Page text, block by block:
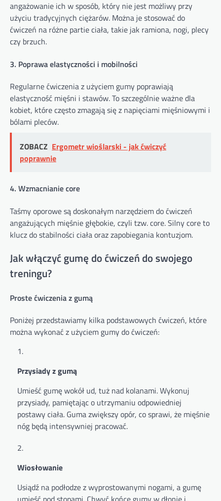
angażowanie ich w sposób, który nie jest możliwy przy
użyciu tradycyjnych ciężarów. Można je stosować do
ćwiczeń na różne partie ciała, takie jak ramiona, nogi, plecy
czy brzuch.
3. Poprawa elastyczności i mobilności
Regularne ćwiczenia z użyciem gumy poprawiają
elastyczność mięśni i stawów. To szczególnie ważne dla
kobiet, które często zmagają się z napięciami mięśniowymi i
bólami pleców.
ZOBACZ Ergometr wioślarski - jak ćwiczyć
poprawnie
4. Wzmacnianie core
Taśmy oporowe są doskonałym narzędziem do ćwiczeń
angażujących mięśnie głębokie, czyli tzw. core. Silny core to
klucz do stabilności ciała oraz zapobiegania kontuzjom.
Jak włączyć gumę do ćwiczeń do swojego
treningu?
Proste ćwiczenia z gumą
Poniżej przedstawiamy kilka podstawowych ćwiczeń, które
można wykonać z użyciem gumy do ćwiczeń:
Przysiady z gumą
Umieść gumę wokół ud, tuż nad kolanami. Wykonuj
przysiady, pamiętając o utrzymaniu odpowiedniej
postawy ciała. Guma zwiększy opór, co sprawi, że mięśnie
nóg będą intensywniej pracować.
Wiosłowanie
Usiądź na podłodze z wyprostowanymi nogami, a gumę